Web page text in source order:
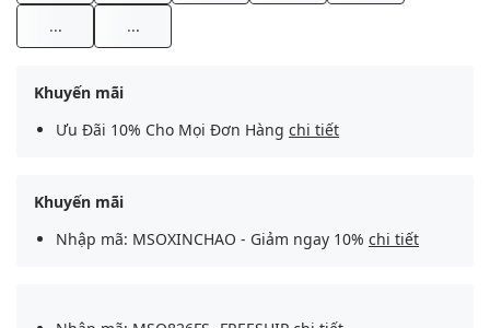
... ...
Khuyến mãi
Ưu Đãi 10% Cho Mọi Đơn Hàng chi tiết
Khuyến mãi
Nhập mã: MSOXINCHAO - Giảm ngay 10% chi tiết